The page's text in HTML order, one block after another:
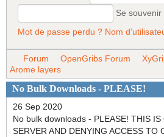
Se
Mot de passe perdu ? Nom
Forum OpenGribs Forum
Arome layers
No Bulk Downloads - PLEASE!
26 Sep 2020
No bulk downloads - PLEASE! THIS IS
SERVER AND DENYING ACCESS TO